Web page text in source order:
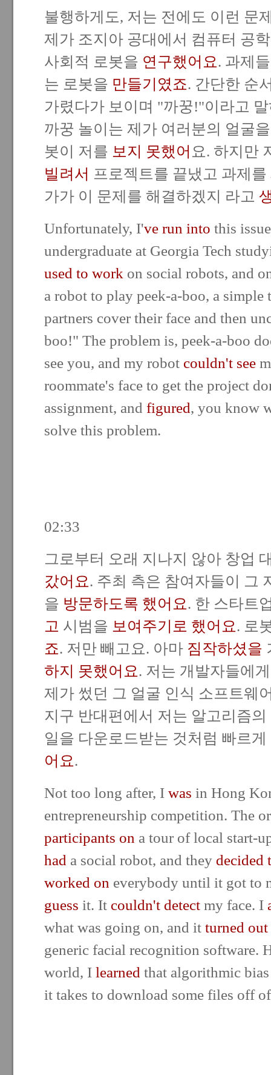
불행하게도, 저는 전에도 이런 문
제가 조지아 공대에서 컴퓨터 공
사회적 로봇을 연구했어요. 과제
는 로봇을 만들기였죠. 간단한 순
가렸다가 보이며 "까꿍!"이라고
까꿍 놀이는 제가 여러분의 얼굴
봇이 저를 보지 못했어 요. 하지만
빌려서 프로젝트를 끝냈고 과제를
가가 이 문제를 해결하겠지 라고
Unfortunately, I've run into this
undergraduate at Georgia Tech
used to work on social robots, and
a robot to play peek-a-boo, a simple
partners cover their face and then
boo!" The problem is, peek-a-boo
see you, and my robot couldn't see
roommate's face to get the project
assignment, and figured, you know
solve this problem.
02:33
그로부터 오래 지나지 않아 창업
갔어요. 주최 측은 참여자들이 그
을 방문하도록 했어요. 한 스타트
고 시범을 보여주기로 했어요. 로
죠. 저만 빼고요. 아마 짐작하셨을
하지 못했어요. 저는 개발자들에
제가 썼던 그 얼굴 인식 소프트웨
지구 반대편에서 저는 알고리즘
일을 다운로드받는 것처럼 빠르게
어요.
Not too long after, I was in Hong
entrepreneurship competition. The
participants on a tour of local start-
had a social robot, and they decided
worked on everybody until it got to
guess it. It couldn't detect my face. I
what was going on, and it turned out
generic facial recognition software.
world, I learned that algorithmic
it takes to download some files off